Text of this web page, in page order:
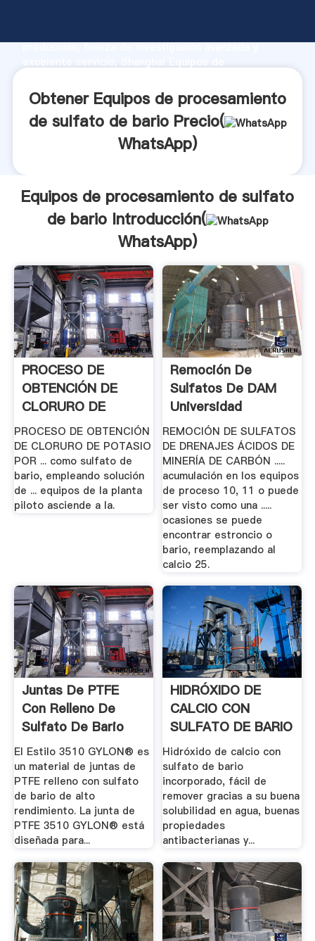
producción, fuerza de investigación avanzada y
valor y aporta valores a todos los clientes.
Obtener Equipos de procesamiento
de sulfato de bario Precio(
WhatsApp)
Equipos de procesamiento de sulfato
de bario Introducción(
WhatsApp)
PROCESO DE
OBTENCIÓN DE
CLORURO DE
POTASIO ... .
PROCESO DE OBTENCIÓN
DE CLORURO DE POTASIO
POR ... como sulfato de
bario, empleando solución
de ... equipos de la planta
piloto asciende a la.
Remoción De
Sulfatos De DAM
Universidad
Nacional De.
REMOCIÓN DE SULFATOS
DE DRENAJES ÁCIDOS DE
MINERÍA DE CARBÓN .....
acumulación en los equipos
de proceso 10, 11 o puede
ser visto como una .....
ocasiones se puede
encontrar estroncio o
bario, reemplazando al
calcio 25.
Juntas De PTFE
Con Relleno De
Sulfato De Bario
Estilo 3510.
El Estilo 3510 GYLON® es
un material de juntas de
PTFE relleno con sulfato
de bario de alto
rendimiento. La junta de
PTFE 3510 GYLON® está
diseñada para...
HIDRÓXIDO DE
CALCIO CON
SULFATO DE BARIO
Hidróxidos De.
Hidróxido de calcio con
sulfato de bario
incorporado, fácil de
remover gracias a su buena
solubilidad en agua, buenas
propiedades
antibacterianas y...